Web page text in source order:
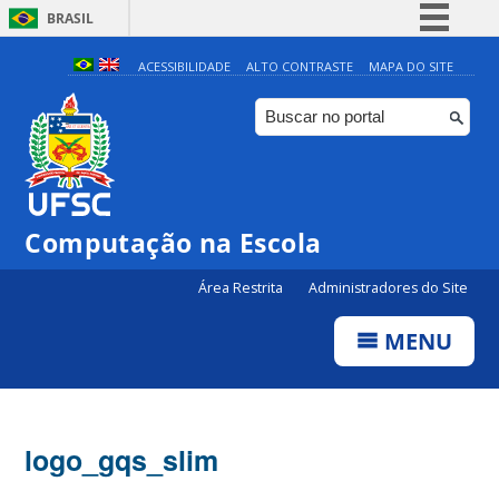
BRASIL
Simplifique!
Comunica BR
Participe
ACESSIBILIDADE ALTO CONTRASTE MAPA DO SITE
Computação na Escola
Área Restrita Administradores do Site
MENU
logo_gqs_slim